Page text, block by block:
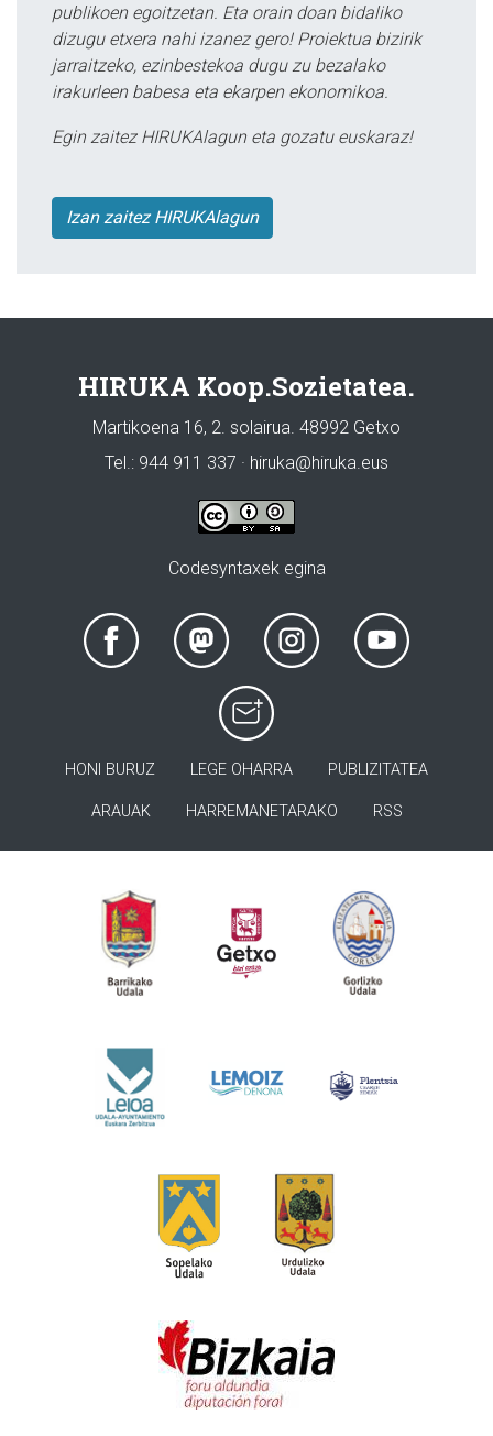
publikoen egoitzetan. Eta orain doan bidaliko
dizugu etxera nahi izanez gero! Proiektua bizirik
jarraitzeko, ezinbestekoa dugu zu bezalako
irakurleen babesa eta ekarpen ekonomikoa.
Egin zaitez HIRUKAlagun eta gozatu euskaraz!
Izan zaitez HIRUKAlagun
HIRUKA Koop.Sozietatea.
Martikoena 16, 2. solairua. 48992 Getxo
Tel.: 944 911 337 · hiruka@hiruka.eus
Codesyntaxek egina
HONI BURUZ LEGE OHARRA PUBLIZITATEA
ARAUAK HARREMANETARAKO RSS